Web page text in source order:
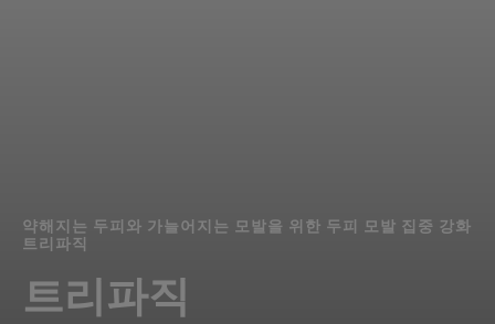
약해지는 두피와 가늘어지는 모발을 위한 두피 모발 집중 강화
트리파직
트리파직